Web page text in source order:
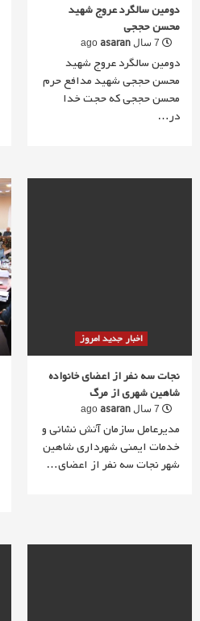
دومین سالگرد عروج شهید
محسن حججی
asaran
دومین سالگرد عروج شهید
محسن حججی شهید مدافع حرم
محسن حججی که حجت خدا
در…
اخبار جدید امروز
نجات سه نفر از اعضای خانواده
شاهین شهری از مرگ
asaran
مدیرعامل سازمان آتش نشانی و
خدمات ایمنی شهرداری شاهین
شهر نجات سه نفر از اعضای…